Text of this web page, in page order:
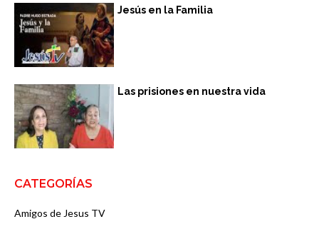
Jesús en la Familia
Las prisiones en nuestra vida
CATEGORÍAS
Amigos de Jesus TV